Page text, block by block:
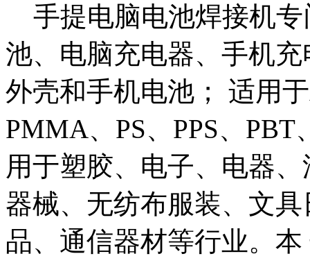
手提电脑电池焊接机专
池、电脑充电器、手机
外壳和手机电池； 适用
PMMA、PS、PPS、
用于塑胶、电子、电器
器械、无纺布服装、文
品、通信器材等行业。